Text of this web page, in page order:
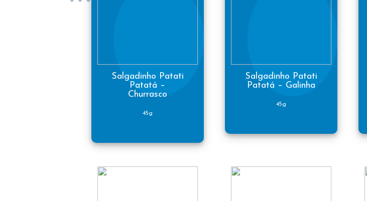
Salgadinho Patati
Patatá –
Churrasco
45g
Salgadinho Patati
Patatá – Galinha
45g